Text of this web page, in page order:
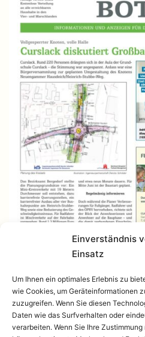
Einverständnis
Einsatz
Um Ihnen ein optimales Erlebnis zu
wie Cookies, um Geräteinformationen
zuzugreifen. Wenn Sie diesen
Daten wie das Surfverhalten oder
verarbeiten. Wenn Sie Ihre